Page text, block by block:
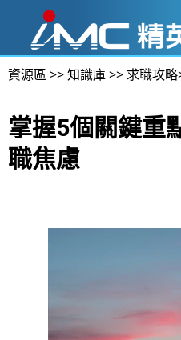
資源區>>知識庫>>求職攻略
掌握5個關鍵重
職焦慮